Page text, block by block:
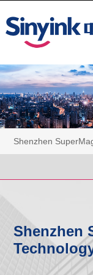
Shenzhen
Shenzhen